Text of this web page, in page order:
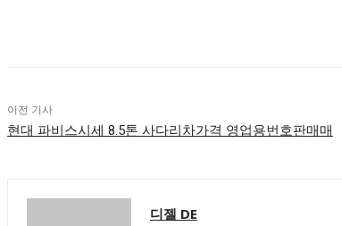
이전 기사
현대 파비스시세 8.5톤 사다리차가격 영업용번호판매매
디젤 DE